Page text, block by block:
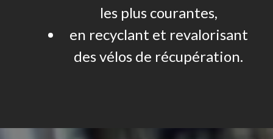
les plus courantes,
en recyclant et revalorisant
des vélos de récupération.